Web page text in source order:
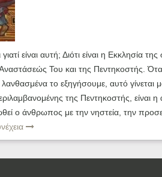
είναι αυτή; Διότι είναι η Εκκλησία
Του και της Πεντηκοστής.
το εξηγήσουμε, αυτό γίνεται
της Πεντηκοστής, είναι η
ο άνθρωπος με την νηστεία, την